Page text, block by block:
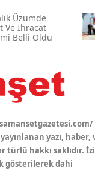
Üzümde
Ve Ihracat
Belli Oldu
yazı, haber,
türlü hakkı saklıdır.
gösterilerek dahi